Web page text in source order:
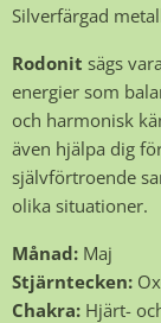
Silverfärgad
Rodonit sägs
energier som
och harmonisk
även hjälpa dig
självförtroende
olika situationer.
Månad: Maj
Stjärntecken:
Chakra: Hjärt-